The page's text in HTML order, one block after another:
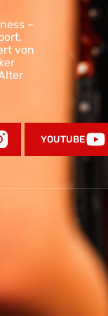
–
von
YOUTUBE